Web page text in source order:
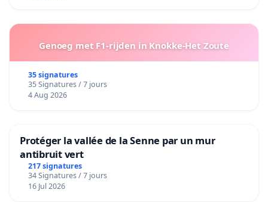
Genoeg met F1-rijden in Knokke-Het Zoute
35 signatures
35 Signatures / 7 jours
4 Aug 2026
Protéger la vallée de la Senne par un mur
antibruit vert
217 signatures
34 Signatures / 7 jours
16 Jul 2026